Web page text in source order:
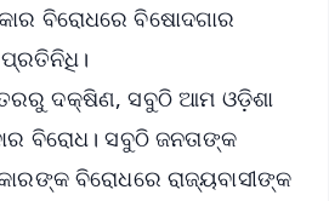
ବିରୋଧରେ ବିଷୋଦଗାର
ଦକ୍ଷିଣ, ସବୁଠି ଆମ ଓଡ଼ିଶା
ବିରୋଧ। ସବୁଠି ଜନତାଙ୍କ
ବିରୋଧରେ ରାଜ୍ୟବାସୀଙ୍କ